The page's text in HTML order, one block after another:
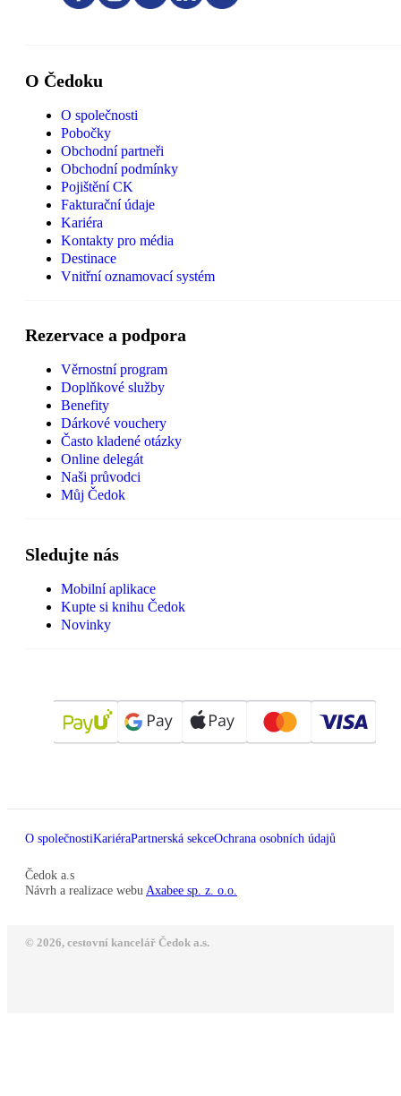
O Čedoku
O společnosti
Pobočky
Obchodní partneři
Obchodní podmínky
Pojištění CK
Fakturační údaje
Kariéra
Kontakty pro média
Destinace
Vnitřní oznamovací systém
Rezervace a podpora
Věrnostní program
Doplňkové služby
Benefity
Dárkové vouchery
Často kladené otázky
Online delegát
Naši průvodci
Můj Čedok
Sledujte nás
Mobilní aplikace
Kupte si knihu Čedok
Novinky
O společnostiKariéraPartnerská sekceOchrana osobních údajů
Čedok a.s
Návrh a realizace webu Axabee sp. z. o.o.
© 2026, cestovní kancelář Čedok a.s.